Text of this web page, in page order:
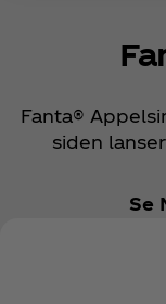
Fanta®
siden
Se